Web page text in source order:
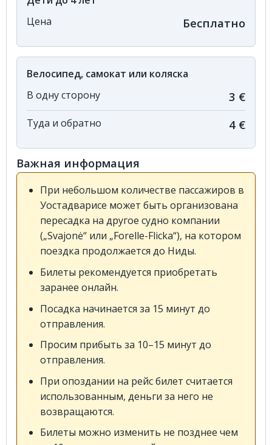
Цена
Бесплатно
Велосипед, самокат или коляска
В одну сторону
3 €
Туда и обратно 4 €
Важная информация
При небольшом количестве пассажиров в
Уостадварисе может быть организована
пересадка на другое судно компании
(„Svajonė“ или „Forelle-Flicka“), на котором
поездка продолжается до Ниды.
Билеты рекомендуется приобретать
заранее онлайн.
Посадка начинается за 15 минут до
отправления.
Просим прибыть за 10–15 минут до
отправления.
При опоздании на рейс билет считается
использованным, деньги за него не
возвращаются.
Билеты можно изменить не позднее чем